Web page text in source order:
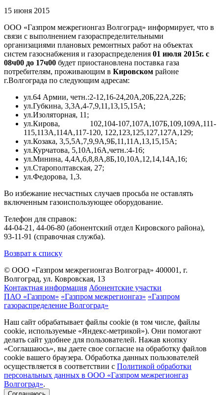
15 июня 2015
ООО «Газпром межрегионгаз Волгоград» информирует, что в
связи с выполнением газораспределительными
организациями плановых ремонтных работ на объектах
систем газоснабжения и газораспределения 01 июля 2015г. с
08ч00 до 17ч00 будет приостановлена поставка газа
потребителям, проживающим в Кировском районе
г.Волгограда по следующим адресам:
ул.64 Армии, четн.:2-12,16-24,20А,20Б,22А,22Б;
ул.Губкина, 3,3А,4-7,9,11,13,15,15А;
ул.Изоляторная, 11;
ул.Кирова, 102,104-107,107А,107Б,109,109А,111-
115,113А,114А,117-120, 122,123,125,127,127А,129;
ул.Козака, 3,5,5А,7,9,9А,9Б,11,11А,13,15,15А;
ул.Курчатова, 5,10А,16А,четн.:4-16;
ул.Минина, 4,4А,6,8,8А,8Б,10,10А,12,14,14А,16;
ул.Старополтавская, 27;
ул.Федорова, 1,3.
Во избежание несчастных случаев просьба не оставлять
включенным газоиспользующее оборудование.
Телефон для справок:
44-04-21, 44-06-80 (абонентский отдел Кировского района),
93-11-91 (справочная служба).
Возврат к списку
© ООО «Газпром межрегионгаз Волгоград» 400001, г.
Волгоград, ул. Ковровская, 13
Контактная информация Абонентские участки
ПАО «Газпром» «Газпром межрегионгаз» «Газпром
газораспределение Волгоград»
Наш сайт обрабатывает файлы cookie (в том числе, файлы
cookie, используемые «Яндекс-метрикой»). Они помогают
делать сайт удобнее для пользователей. Нажав кнопку
«Соглашаюсь», вы даете свое согласие на обработку файлов
cookie вашего браузера. Обработка данных пользователей
осуществляется в соответствии с Политикой обработки
персональных данных в ООО «Газпром межрегионгаз
Волгоград».